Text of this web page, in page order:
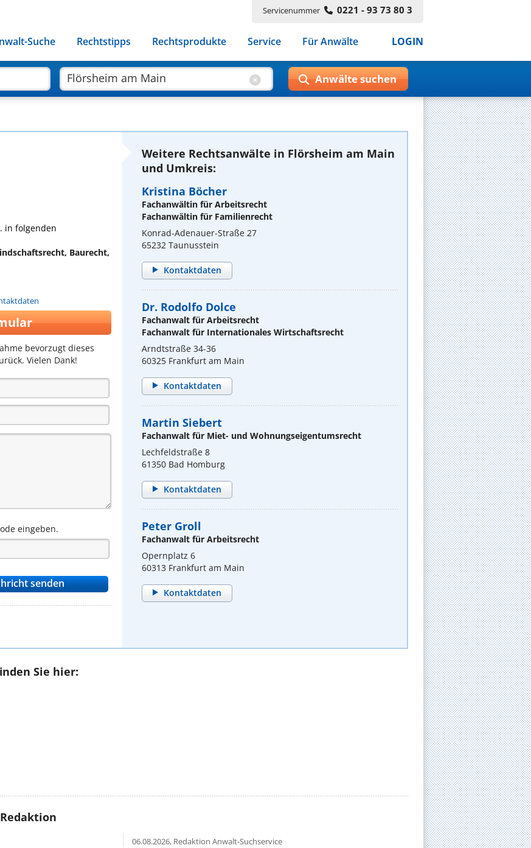
Servicenummer 0221 - 93 73 80 3
Suche Rechtstipps Rechtsprodukte Service Für Anwälte LOGIN
in folgenden
Baurecht,
bevorzugt dieses
Vielen Dank!
eingeben.
Weitere Rechtsanwälte in Flörsheim am Main
und Umkreis:
Kristina Böcher
Fachanwältin für Arbeitsrecht
Fachanwältin für Familienrecht
Konrad-Adenauer-Straße 27
65232 Taunusstein
Kontaktdaten
Dr. Rodolfo Dolce
Fachanwalt für Arbeitsrecht
Fachanwalt für Internationales Wirtschaftsrecht
Arndtstraße 34-36
60325 Frankfurt am Main
Kontaktdaten
Martin Siebert
Fachanwalt für Miet- und Wohnungseigentumsrecht
Lechfeldstraße 8
61350 Bad Homburg
Kontaktdaten
Peter Groll
Fachanwalt für Arbeitsrecht
Opernplatz 6
60313 Frankfurt am Main
Kontaktdaten
Sie hier:
06.08.2026,Redaktion Anwalt-Suchservice